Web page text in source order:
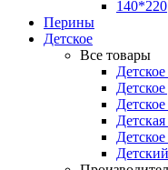
140*220
Перины
Детское
Все товары